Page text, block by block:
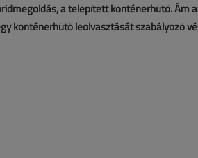
a telepített konténerhűtő. Ám
konténerhűtő leolvasztását szabályozó